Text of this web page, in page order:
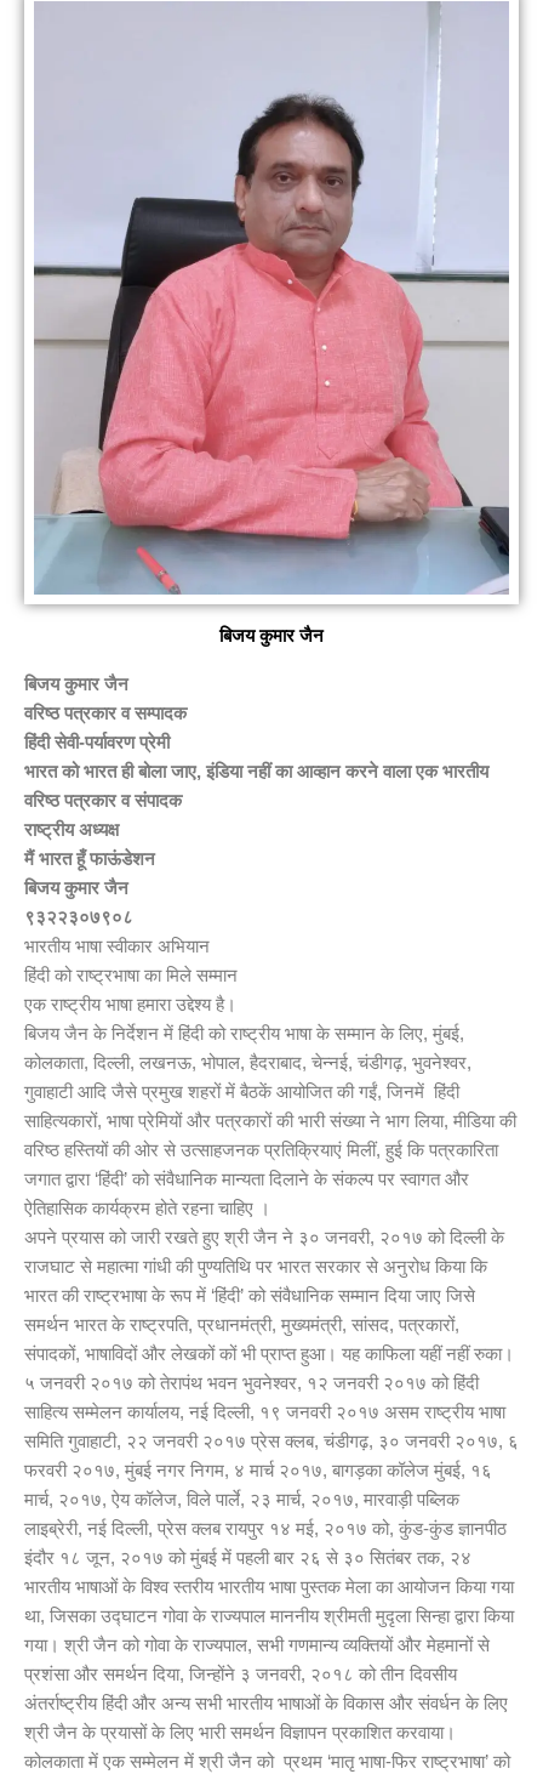
बिजय कुमार जैन
बिजय कुमार जैन
वरिष्ठ पत्रकार व सम्पादक
हिंदी सेवी-पर्यावरण प्रेमी
भारत को भारत ही बोला जाए, इंडिया नहीं का आव्हान करने वाला एक भारतीय
वरिष्ठ पत्रकार व संपादक
राष्ट्रीय अध्यक्ष
मैं भारत हूँ फाऊंडेशन
बिजय कुमार जैन
९३२२३०७९०८
भारतीय भाषा स्वीकार अभियान
हिंदी को राष्ट्रभाषा का मिले सम्मान
एक राष्ट्रीय भाषा हमारा उद्देश्य है।
बिजय जैन के निर्देशन में हिंदी को राष्ट्रीय भाषा के सम्मान के लिए, मुंबई,
कोलकाता, दिल्ली, लखनऊ, भोपाल, हैदराबाद, चेन्नई, चंडीगढ़, भुवनेश्वर,
गुवाहाटी आदि जैसे प्रमुख शहरों में बैठकें आयोजित की गईं, जिनमें हिंदी
साहित्यकारों, भाषा प्रेमियों और पत्रकारों की भारी संख्या ने भाग लिया, मीडिया की
वरिष्ठ हस्तियों की ओर से उत्साहजनक प्रतिक्रियाएं मिलीं, हुई कि पत्रकारिता
जगात द्वारा ‘हिंदी’ को संवैधानिक मान्यता दिलाने के संकल्प पर स्वागत और
ऐतिहासिक कार्यक्रम होते रहना चाहिए ।
अपने प्रयास को जारी रखते हुए श्री जैन ने ३० जनवरी, २०१७ को दिल्ली के
राजघाट से महात्मा गांधी की पुण्यतिथि पर भारत सरकार से अनुरोध किया कि
भारत की राष्ट्रभाषा के रूप में ‘हिंदी’ को संवैधानिक सम्मान दिया जाए जिसे
समर्थन भारत के राष्ट्रपति, प्रधानमंत्री, मुख्यमंत्री, सांसद, पत्रकारों,
संपादकों, भाषाविदों और लेखकों कों भी प्राप्त हुआ। यह काफिला यहीं नहीं रुका।
५ जनवरी २०१७ को तेरापंथ भवन भुवनेश्वर, १२ जनवरी २०१७ को हिंदी
साहित्य सम्मेलन कार्यालय, नई दिल्ली, १९ जनवरी २०१७ असम राष्ट्रीय भाषा
समिति गुवाहाटी, २२ जनवरी २०१७ प्रेस क्लब, चंडीगढ़, ३० जनवरी २०१७, ६
फरवरी २०१७, मुंबई नगर निगम, ४ मार्च २०१७, बागड़का कॉलेज मुंबई, १६
मार्च, २०१७, ऐय कॉलेज, विले पार्ले, २३ मार्च, २०१७, मारवाड़ी पब्लिक
लाइब्रेरी, नई दिल्ली, प्रेस क्लब रायपुर १४ मई, २०१७ को, कुंड-कुंड ज्ञानपीठ
इंदौर १८ जून, २०१७ को मुंबई में पहली बार २६ से ३० सितंबर तक, २४
भारतीय भाषाओं के विश्व स्तरीय भारतीय भाषा पुस्तक मेला का आयोजन किया गया
था, जिसका उद्घाटन गोवा के राज्यपाल माननीय श्रीमती मुदृला सिन्हा द्वारा किया
गया। श्री जैन को गोवा के राज्यपाल, सभी गणमान्य व्यक्तियों और मेहमानों से
प्रशंसा और समर्थन दिया, जिन्होंने ३ जनवरी, २०१८ को तीन दिवसीय
अंतर्राष्ट्रीय हिंदी और अन्य सभी भारतीय भाषाओं के विकास और संवर्धन के लिए
श्री जैन के प्रयासों के लिए भारी समर्थन विज्ञापन प्रकाशित करवाया।
कोलकाता में एक सम्मेलन में श्री जैन को प्रथम ‘मातृ भाषा-फिर राष्ट्रभाषा’ को